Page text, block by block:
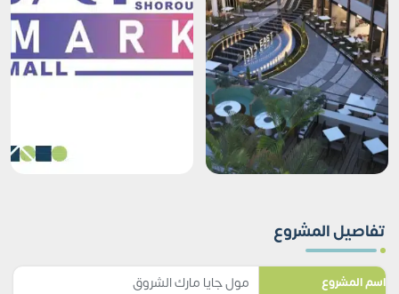
تفاصيل المشروع
اسم المشروع مول جايا مارك الشروق